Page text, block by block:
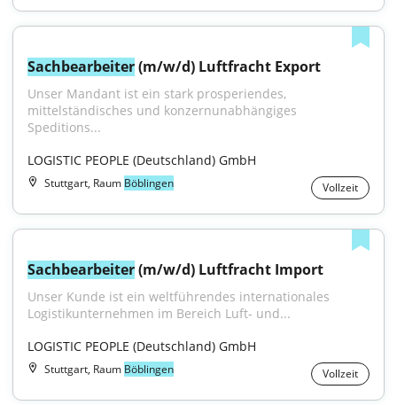
Sachbearbeiter (m/w/d) Luftfracht Export
Unser Mandant ist ein stark prosperiendes,
mittelständisches und konzernunabhängiges
Speditions...
LOGISTIC PEOPLE (Deutschland) GmbH
Stuttgart, Raum Böblingen Vollzeit
Sachbearbeiter (m/w/d) Luftfracht Import
Unser Kunde ist ein weltführendes internationales
Logistikunternehmen im Bereich Luft- und...
LOGISTIC PEOPLE (Deutschland) GmbH
Stuttgart, Raum Böblingen Vollzeit